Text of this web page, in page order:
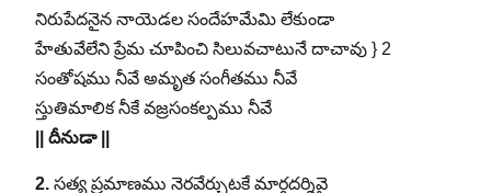
నిరుపేదనైన నాయెడల సందేహమేమి లేకుండా
హేతువేలేని ప్రేమ చూపించి సిలువచాటునే దాచావు } 2
సంతోషము నీవే అమృత సంగీతము నీవే
స్తుతిమాలిక నీకే వజ్రసంకల్పము నీవే
|| దీనుడా ||
2.సత్య ప్రమాణము నెరవేర్చుటకే మార్గదర్శివై